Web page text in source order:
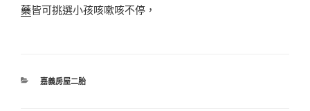
藥皆可挑選小孩咳嗽咳不停，
分
嘉義房屋二胎